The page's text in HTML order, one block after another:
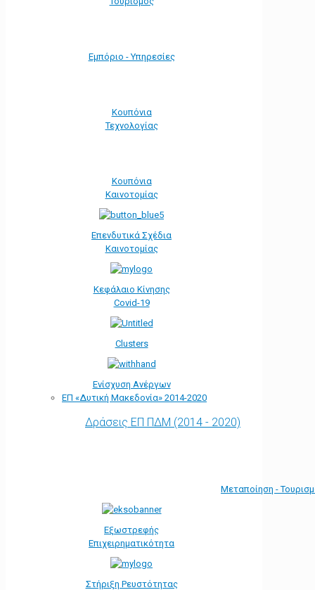
Εμπόριο - Υπηρεσίες
Κουπόνια
Τεχνολογίας
Κουπόνια
Καινοτομίας
Επενδυτικά Σχέδια
Καινοτομίας
Κεφάλαιο Κίνησης
Covid-19
Clusters
Ενίσχυση Ανέργων
ΕΠ «Δυτική Μακεδονία» 2014-2020
Δράσεις ΕΠ ΠΔΜ (2014 - 2020)
Μεταποίηση -
Εξωστρεφής
Επιχειρηματικότητα
Στήριξη Ρευστότητας